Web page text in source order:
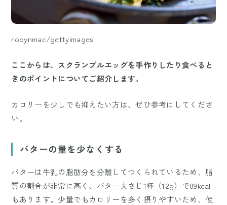
robynmac/gettyimages
ここからは、スクランブルエッグを手作りしたり食べると
きのポイントについてご紹介します。
カロリーを少しでも抑えたい方は、ぜひ参考にしてくださ
い。
バターの量を少なくする
バターは牛乳の脂肪分を分離してつくられているため、脂
質の割合が非常に高く、バター大さじ1杯（12g）で89kcal
もあります。少量でもカロリーを多く摂りやすいため、使